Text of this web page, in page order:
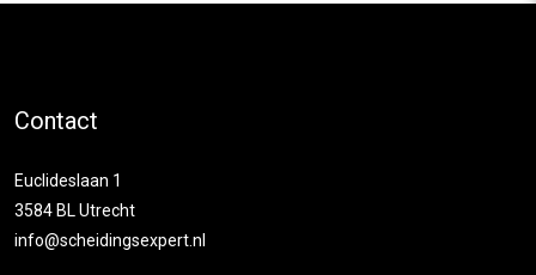
Contact
Euclideslaan 1
3584 BL Utrecht
info@scheidingsexpert.nl